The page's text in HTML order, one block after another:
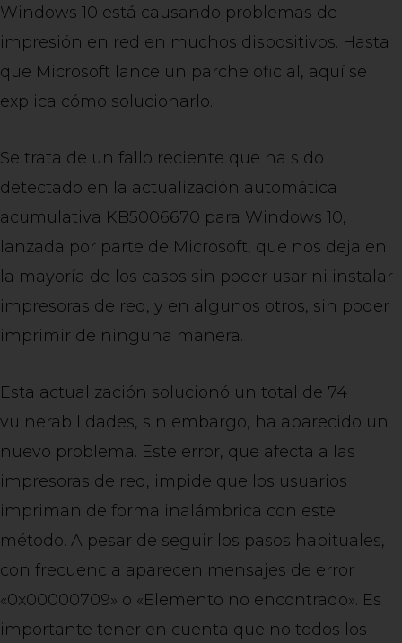
Windows 10 está causando problemas de
impresión en red en muchos dispositivos. Hasta
que Microsoft lance un parche oficial, aquí se
explica cómo solucionarlo.
Se trata de un fallo reciente que ha sido
detectado en la actualización automática
acumulativa KB5006670 para Windows 10,
lanzada por parte de Microsoft, que nos deja en
la mayoría de los casos sin poder usar ni instalar
impresoras de red, y en algunos otros, sin poder
imprimir de ninguna manera.
Esta actualización solucionó un total de 74
vulnerabilidades, sin embargo, ha aparecido un
nuevo problema. Este error, que afecta a las
impresoras de red, impide que los usuarios
impriman de forma inalámbrica con este
método. A pesar de seguir los pasos habituales,
con frecuencia aparecen mensajes de error
«0x00000709» o «Elemento no encontrado». Es
importante tener en cuenta que no todos los